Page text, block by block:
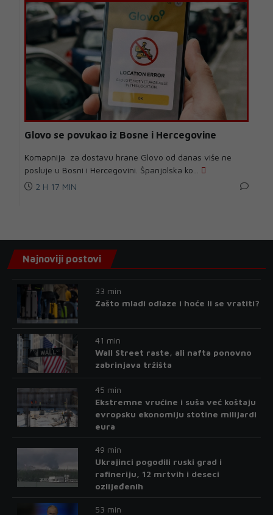
Glovo se povukao iz Bosne i Hercegovine
Komapnija za dostavu hrane Glovo od danas više ne
posluje u Bosni i Hercegovini. Španjolska ko...
2 H 17 MIN
Najnoviji postovi
33 min
Zašto mladi odlaze i hoće li se vratiti?
41 min
Wall Street raste, ali nafta ponovno
zabrinjava tržišta
45 min
Ekstremne vrućine i suša već koštaju
evropsku ekonomiju stotine milijardi
eura
49 min
Ukrajinci pogodili ruski grad i
rafineriju, 12 mrtvih i deseci
ozlijeđenih
53 min